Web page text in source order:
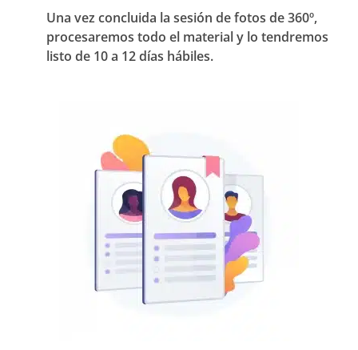
Una vez concluida la sesión de fotos de 360º,
procesaremos todo el material y lo tendremos
listo de 10 a 12 días hábiles.